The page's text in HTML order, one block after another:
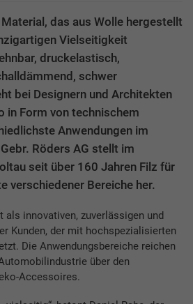
das aus Wolle hergestellt
Vielseitigkeit
druckelastisch,
schwer
bei Designern und Architekten
in Form von technischem
Anwendungen im
Röders AG stellt im
seit über 160 Jahren Filz für
verschiedener Bereiche her.
als innovativen, zuverlässigen und
Kunden, der mit hochspezialisierten
Die Anwendungsbereiche reichen
über den
Accessoires.